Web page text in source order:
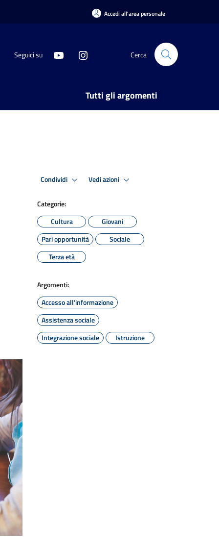
Accedi all'area personale
Seguici su Cerca
Tutti gli argomenti
Condividi Vedi azioni
Categorie:
Cultura
Giovani
Pari opportunità
Sociale
Terza età
Argomenti:
Accesso all'informazione
Assistenza sociale
Integrazione sociale
Istruzione